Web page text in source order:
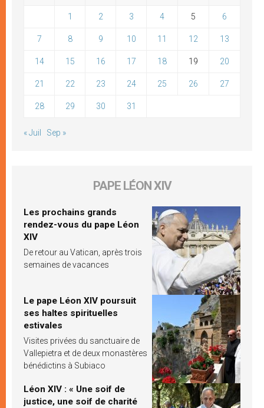
1 2 3 4 5 6
7 8 9 10 11 12 13
14 15 16 17 18 19 20
21 22 23 24 25 26 27
28 29 30 31
« Juil Sep »
PAPE LÉON XIV
Les prochains grands
rendez-vous du pape Léon
XIV
De retour au Vatican, après trois
semaines de vacances
Le pape Léon XIV poursuit
ses haltes spirituelles
estivales
Visites privées du sanctuaire de
Vallepietra et de deux monastères
bénédictins à Subiaco
Léon XIV : « Une soif de
justice, une soif de charité